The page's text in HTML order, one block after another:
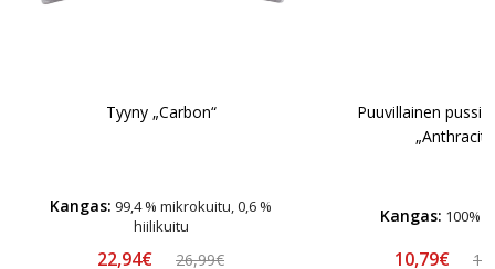
Tyyny „Carbon“
Kangas: 99,4 % mikrokuitu, 0,6 %
hiilikuitu
22,94€ 26,99€
Puuvillainen
Kangas: 100%
10,79€